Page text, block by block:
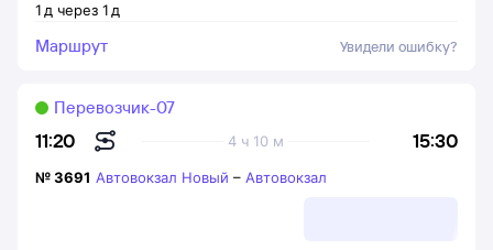
1 д через 1 д
Маршрут Увидели ошибку?
11:20 15:30
4 ч 10 м
Перевозчик-07
№3691 Автовокзал Новый – Автовокзал